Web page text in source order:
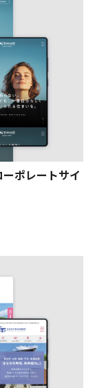
ポレートサイ